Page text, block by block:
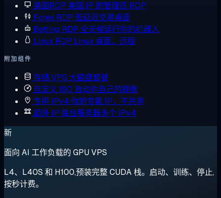
美国RDP 美国 IP 的管理员 RDP
Forex RDP 低延迟交易桌面
Botting RDP 全天候运行你的机器人
Linux RDP Linux 桌面，远程
附加组件
存储 VPS 大磁盘套餐
自定义 ISO 启动你自己的镜像
专用 IPv4 你的专属 IP，不共享
额外 IP 每台服务器多个 IPv4
新
面向 AI 工作负载的 GPU VPS
L4、L40S 和 H100,预装完整 CUDA 栈。启动、训练、停止,
按秒计费。